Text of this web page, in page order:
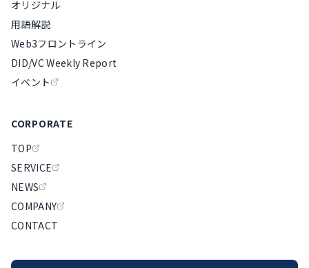
オリジナル
用語解説
Web3フロントライン
DID/VC Weekly Report
イベント
CORPORATE
TOP
SERVICE
NEWS
COMPANY
CONTACT